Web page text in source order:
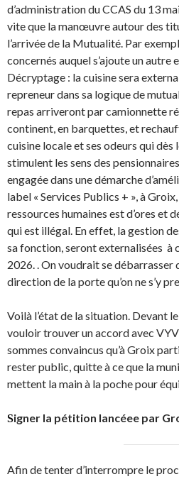
d’administration du CCAS du 13
vite que la manœuvre autour des
l’arrivée de la Mutualité. Par
concernés auquel s’ajoute un
Décryptage : la cuisine sera
repreneur dans sa logique de
repas arriveront par camionnette
continent, en barquettes, et
cuisine locale et ses odeurs qui dès
stimulent les sens des
engagée dans une démarche
label « Services Publics + », à
ressources humaines est d’ores et
qui est illégal. En effet, la gestion
sa fonction, seront externalisées à
2026. . On voudrait se débarrasser
direction de la porte qu’on ne s’y
Voilà l’état de la situation. Devant
vouloir trouver un accord avec VYV
sommes convaincus qu’à Groix
rester public, quitte à ce que la
mettent la main à la poche pour
Signer la pétition lancéee par
Afin de tenter d’interrompre le